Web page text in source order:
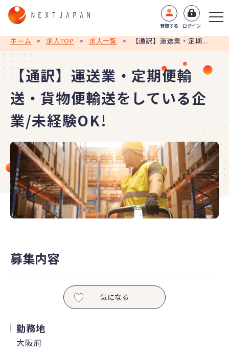
登録する ログイン
ホーム > 求人TOP > 求人一覧 > 【通訳】運送業・定期...
【通訳】運送業・定期便輸
送・貨物便輸送をしている企
業/未経験OK!
募集内容
気になる
勤務地
大阪府